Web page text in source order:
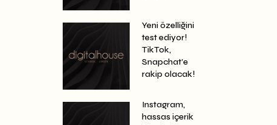
Yeni özelliğini
test ediyor!
TikTok,
Snapchat’e
rakip olacak!
Instagram,
hassas içerik